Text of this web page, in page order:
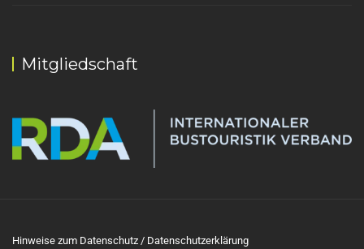
Mitgliedschaft
Hinweise zum Datenschutz / Datenschutzerklärung